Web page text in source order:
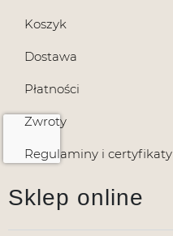
Koszyk
Dostawa
Płatności
Zwroty
Regulaminy i certyfikaty
Sklep online